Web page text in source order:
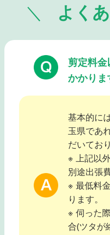
よく
剪定料
かかりま
基本的に
玉県であ
だいてお
※ 上記以
別途出張
※ 最低料
ります。
※ 伺った
合(ツタが